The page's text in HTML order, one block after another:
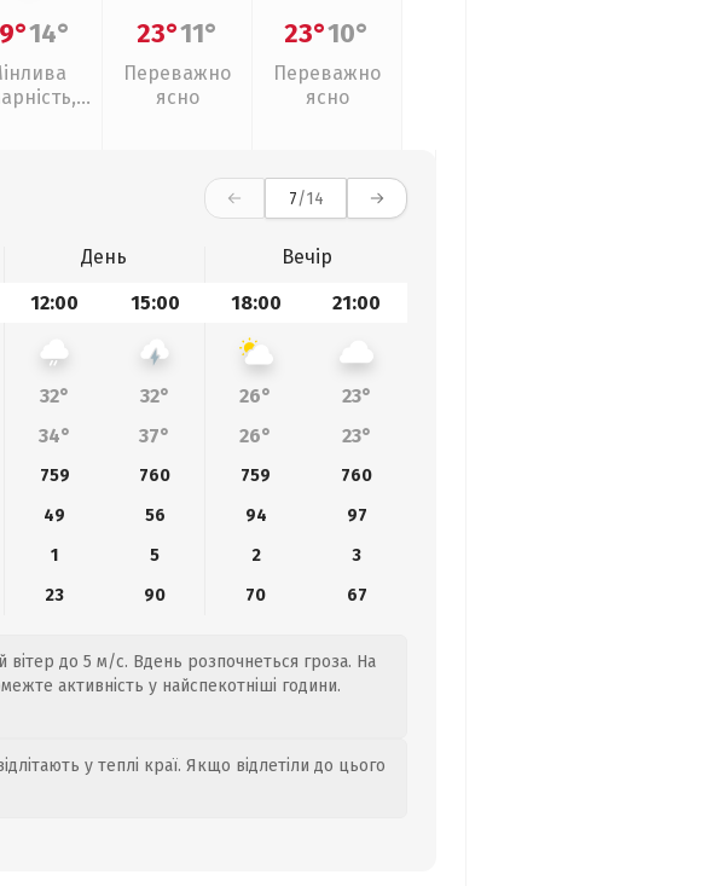
14° 23°11°
Переважно
ясно
23°10°
Переважно
ясно
7/14
День
Вечір
12:00 15:00 18:00 21:00
32° 32° 26°
23°
34° 37° 26° 23°
759 760 759
760
49 56 94
97
1 5 2
3
23 90 70 67
вітер до 5 м/с. Вдень розпочнеться гроза. На
активність у найспекотніші години.
у теплі краї. Якщо відлетіли до цього